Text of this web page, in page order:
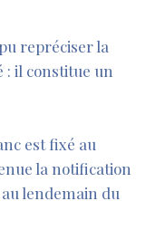
repréciser la
: il constitue un
est fixé au
la notification
lendemain du